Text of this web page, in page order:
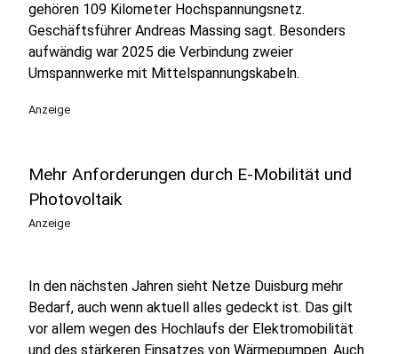
gehören 109 Kilometer Hochspannungsnetz.
Geschäftsführer Andreas Massing sagt. Besonders
aufwändig war 2025 die Verbindung zweier
Umspannwerke mit Mittelspannungskabeln.
Anzeige
Mehr Anforderungen durch E-Mobilität und
Photovoltaik
Anzeige
In den nächsten Jahren sieht Netze Duisburg mehr
Bedarf, auch wenn aktuell alles gedeckt ist. Das gilt
vor allem wegen des Hochlaufs der Elektromobilität
und des stärkeren Einsatzes von Wärmepumpen. Auch